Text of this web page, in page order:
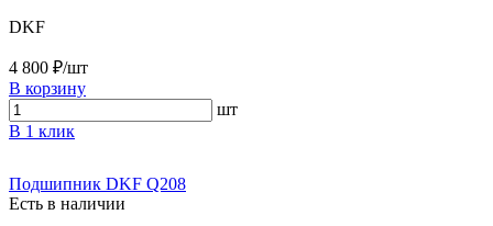
DKF
4 800 ₽/шт
В корзину
шт
В 1 клик
Подшипник DKF Q208
Есть в наличии